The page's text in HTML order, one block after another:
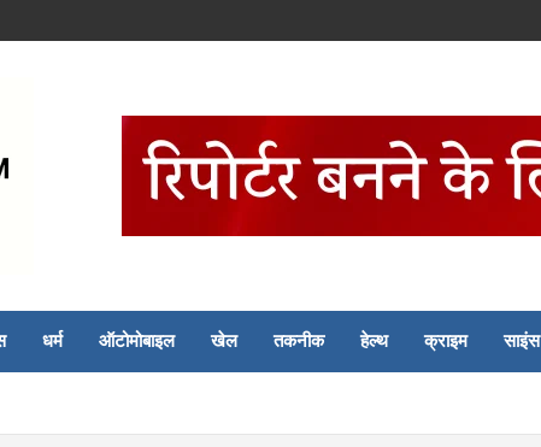
धर्म ऑटोमोबाइल खेल तकनीक हेल्थ क्राइम साइंस